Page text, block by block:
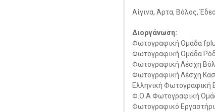
Αίγινα, Άρτα, Βόλος,
Διοργάνωση:
Φωτογραφική Ομάδα
Φωτογραφική Ομάδα
Φωτογραφική Λέσχη
Φωτογραφική Λέσχη
Ελληνική Φωτογραφική
Φ.Ο.Α Φωτογραφική
Φωτογραφικό